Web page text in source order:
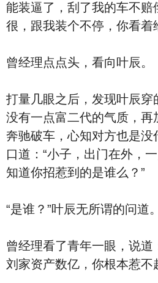
能装逼了，刮了我的车不赔
很，跟我装个不停，你看着
曾经理点点头，看向叶辰。
打量几眼之后，发现叶辰穿
没有一点富二代的气质，再
奔驰破车，心知对方也是没
口道：“小子，出门在外，
知道你招惹到的是谁么？”
“是谁？”叶辰无所谓的问道。
曾经理看了青年一眼，说道
刘家资产数亿，你根本惹不